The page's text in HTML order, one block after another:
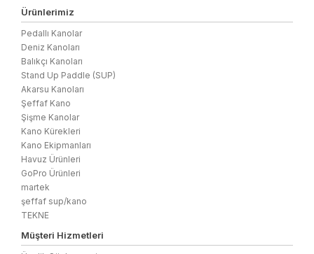
Ürünlerimiz
Pedallı Kanolar
Deniz Kanoları
Balıkçı Kanoları
Stand Up Paddle (SUP)
Akarsu Kanoları
Şeffaf Kano
Şişme Kanolar
Kano Kürekleri
Kano Ekipmanları
Havuz Ürünleri
GoPro Ürünleri
martek
şeffaf sup/kano
TEKNE
Müşteri Hizmetleri